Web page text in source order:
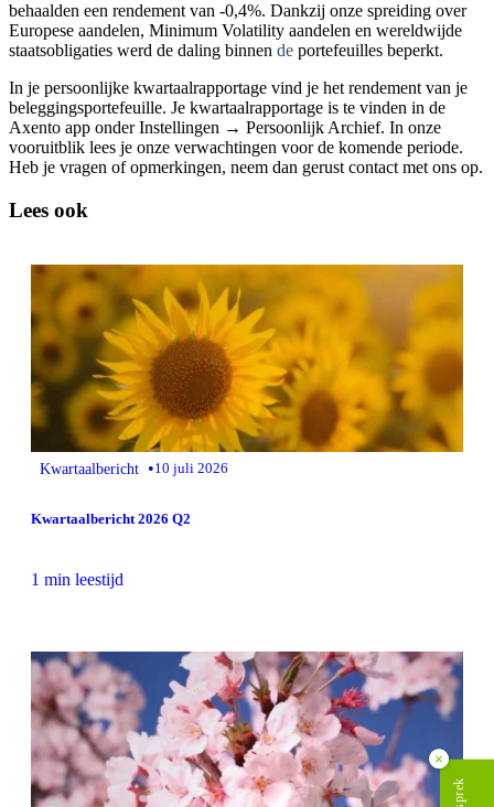
behaalden een rendement van -0,4%. Dankzij onze spreiding over
Europese aandelen, Minimum Volatility aandelen en wereldwijde
staatsobligaties werd de daling binnen de portefeuilles beperkt.
In je persoonlijke kwartaalrapportage vind je het rendement van je
beleggingsportefeuille. Je kwartaalrapportage is te vinden in de
Axento app onder Instellingen → Persoonlijk Archief. In onze
vooruitblik lees je onze verwachtingen voor de komende periode.
Heb je vragen of opmerkingen, neem dan gerust contact met ons op.
Lees ook
Kwartaalbericht •10 juli 2026
Kwartaalbericht 2026 Q2
1 min leestijd
×